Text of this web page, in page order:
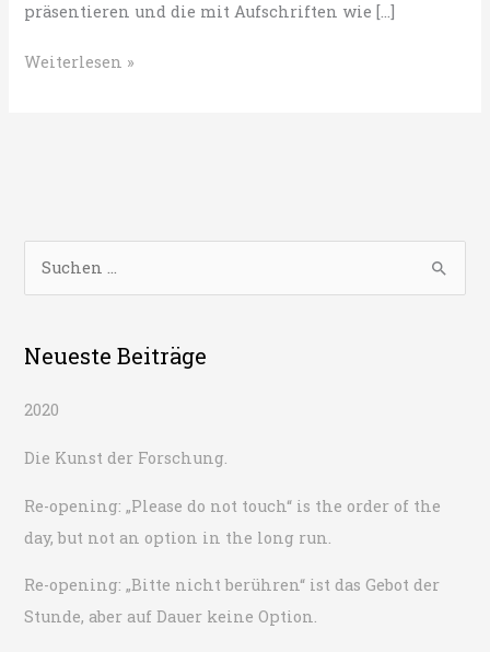
präsentieren und die mit Aufschriften wie […]
Re-
Gebot
der
Stunde,
auf
keine
Weiterlesen »
h
n
c
h
Neueste Beiträge
2020
Die Kunst der Forschung.
Re-opening: „Please do not touch“ is the order of the
day, but not an option in the long run.
Re-opening: „Bitte nicht berühren“ ist das Gebot der
Stunde, aber auf Dauer keine Option.